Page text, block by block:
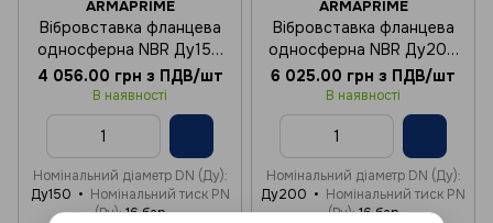
ARMAPRIME
Вібровставка фланцева
односферна NBR Ду150
Ру16
4 056.00 грн з ПДВ/шт
В наявності
Номінальний діаметр DN (Ду)
Ду150
Номінальний тиск PN
(Ру) 16 бар
ARMAPRIME
Вібровставка фланцева
односферна NBR Ду200
Ру16
6 025.00 грн з ПДВ/шт
В наявності
Номінальний діаметр DN (Ду)
Ду200
Номінальний тиск PN
(Ру) 16 бар